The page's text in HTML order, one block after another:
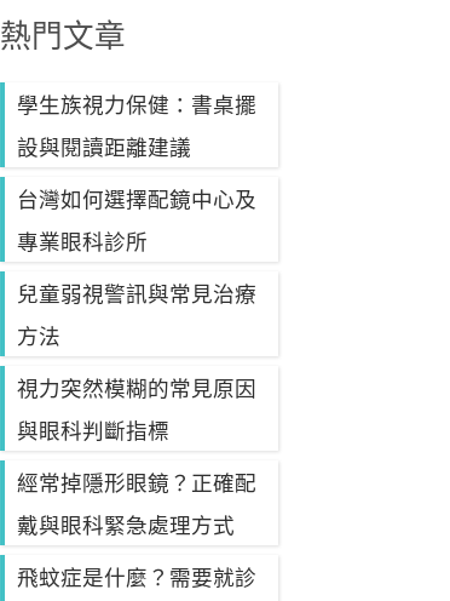
熱門文章
學生族視力保健：書桌擺
設與閱讀距離建議
台灣如何選擇配鏡中心及
專業眼科診所
兒童弱視警訊與常見治療
方法
視力突然模糊的常見原因
與眼科判斷指標
經常掉隱形眼鏡？正確配
戴與眼科緊急處理方式
飛蚊症是什麼？需要就診